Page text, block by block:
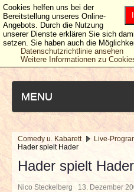
MENU
NEUESTE ARTIKEL
NEWS & DATES
Comedy u. Kabarett
Live-
Hader spielt Hader
Hader spielt Hader
Nico Steckelberg 13. Dezember
Cookies helfen uns bei der
Bereitstellung unseres Online-
Angebots. Durch die Nutzung
unserer Dienste erklären Sie sich
setzen. Sie haben auch die
Datenschutzrichtlinie ansehen
Weitere Informationen zu